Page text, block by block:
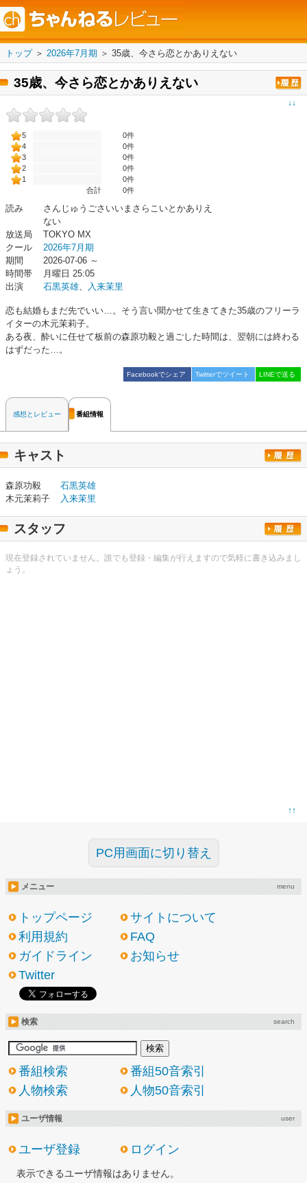
トップ＞ 2026年7月期 ＞ 35歳、今さら恋とかありえない
35歳、今さら恋とかありえない
↓↓
5
0件
4
0件
3
0件
2
0件
1
0件
合計
0件
読み
さんじゅうごさいいまさらこいとかありえ
ない
放送局
TOKYO MX
クール
2026年7月期
期間
2026-07-06 ～
時間帯
月曜日 25:05
出演
石黒英雄、 入来茉里
恋も結婚もまだ先でいい…。そう言い聞かせて生きてきた35歳のフリーラ
イターの木元茉莉子。
ある夜、酔いに任せて板前の森原功毅と過ごした時間は、翌朝には終わる
はずだった…。
Facebookでシェア Twitterでツイート LINEで送る
感想とレビュー 番組情報
キャスト
森原功毅
石黒英雄
木元茉莉子
入来茉里
スタッフ
現在登録されていません。誰でも登録・編集が行えますので気軽に書き込みまし
ょう。
↑↑
PC用画面に切り替え
メニュー menu
トップページ
サイトについて
利用規約
FAQ
ガイドライン
お知らせ
Twitter
検索 search
番組検索
番組50音索引
人物検索
人物50音索引
ユーザ情報 user
ユーザ登録 ログイン
表示できるユーザ情報はありません。